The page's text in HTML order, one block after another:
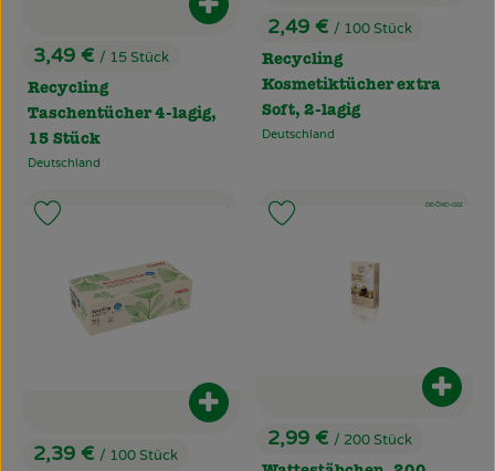
, Preis:
3,49 € / 15 Stück
Recycling
Taschentücher 4-lagig,
15 Stück
, Herkunft:
Deutschland
Produkt zum Warenkorb
, Preis:
2,49 € / 100 Stück
Recycling
Kosmetiktücher extra
Soft, 2-lagig
, Herkunft:
Deutschland
2,39 € / 100 Stück
Produkt zum Warenkorb
Produkt zu Favouriten hinzufügen
, Preis:
2,99 € / 200 Stück
, Kontrollstelle:
DE-ÖKO-022